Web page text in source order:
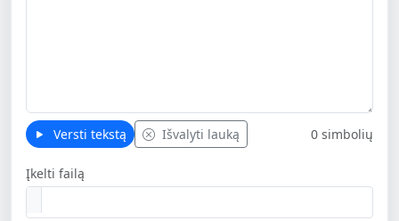
Versti tekstą Išvalyti lauką 0 simbolių
Įkelti failą